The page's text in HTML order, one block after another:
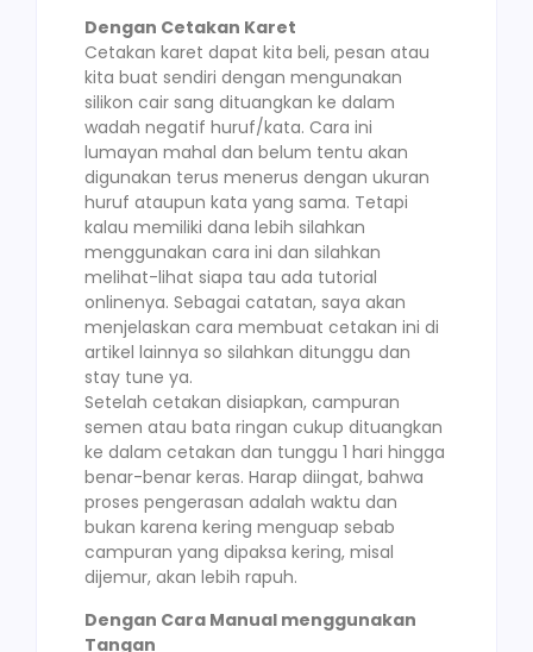
Dengan Cetakan Karet
Cetakan karet dapat kita beli, pesan atau
kita buat sendiri dengan mengunakan
silikon cair sang dituangkan ke dalam
wadah negatif huruf/kata. Cara ini
lumayan mahal dan belum tentu akan
digunakan terus menerus dengan ukuran
huruf ataupun kata yang sama. Tetapi
kalau memiliki dana lebih silahkan
menggunakan cara ini dan silahkan
melihat-lihat siapa tau ada tutorial
onlinenya. Sebagai catatan, saya akan
menjelaskan cara membuat cetakan ini di
artikel lainnya so silahkan ditunggu dan
stay tune ya.
Setelah cetakan disiapkan, campuran
semen atau bata ringan cukup dituangkan
ke dalam cetakan dan tunggu 1 hari hingga
benar-benar keras. Harap diingat, bahwa
proses pengerasan adalah waktu dan
bukan karena kering menguap sebab
campuran yang dipaksa kering, misal
dijemur, akan lebih rapuh.
Dengan Cara Manual menggunakan
Tangan